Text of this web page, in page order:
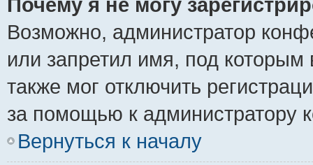
Возможно, администратор
или запретил имя, под которым
также мог отключить
за помощью к администратору
Вернуться к началу